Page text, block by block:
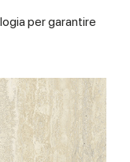
per garantire